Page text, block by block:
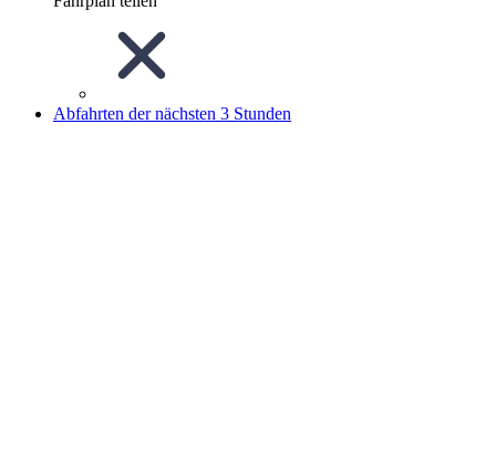
Abfahrten der nächsten 3 Stunden